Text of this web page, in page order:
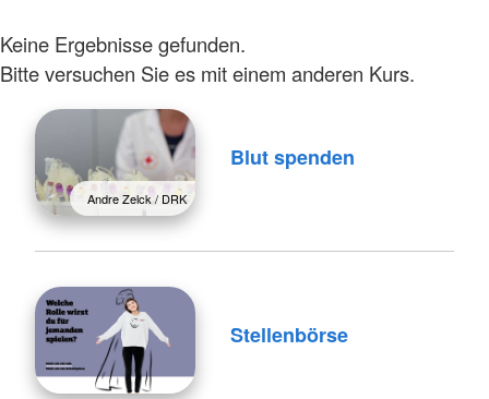
Keine Ergebnisse gefunden.
Bitte versuchen Sie es mit einem anderen Kurs.
Andre Zelck / DRK
Blut spenden
Stellenbörse